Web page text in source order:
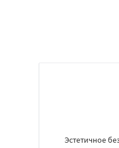
Эстетичное